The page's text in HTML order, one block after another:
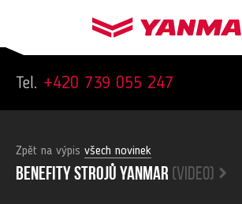
Tel. +420 739 055 247
Zpět na výpis všech novinek
Benefity strojů yanmar (video)